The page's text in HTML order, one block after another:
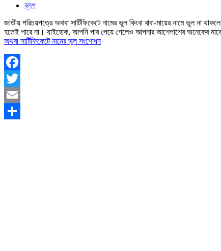
ব্লগ
জাতীয় পরিচয়পত্রে অথবা সার্টিফিকেটে নামের ভুল কিংবা বাবা-মায়ের নামে ভুল না
হতেই পারে না। যাইহোক, আপনি পার পেয়ে গেলেও আপনার আশেপাশের অনেকের
অথবা সার্টিফিকেটে নামের ভুল সংশোধন
Facebook
Twitter
Email